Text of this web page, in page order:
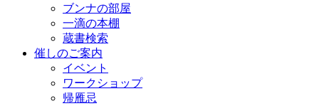
ブンナの部屋
一滴の本棚
蔵書検索
催しのご案内
イベント
ワークショップ
帰雁忌